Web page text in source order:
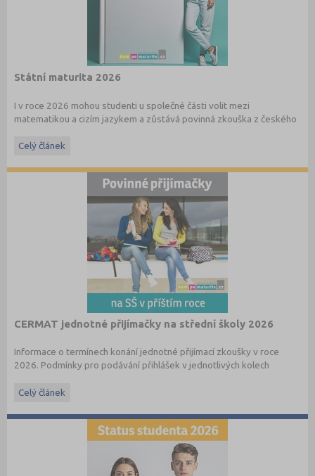
Státní maturita 2026
I v roce 2026 mohou studenti u společné části volit mezi
matematikou a cizím jazykem a zůstává povinná zkouška z českého
informacemi.
Celý článek
CERMAT jednotné přijímačky na střední školy 2026
Informace o termínech konání jednotné přijímací zkoušky v roce
2026. Podmínky pro podávání přihlášek v jednotlivých kolech
Celý článek